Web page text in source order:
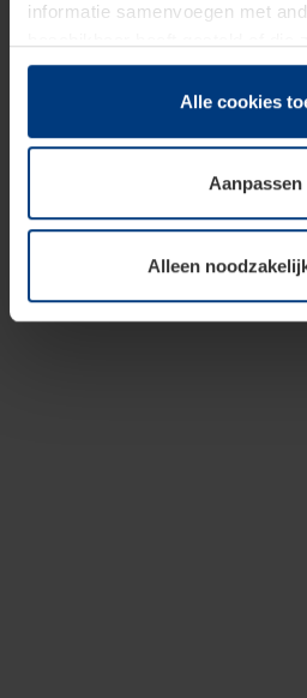
informatie samenvoegen met
hun diensten hebben verzameld.
Juridisch hebben wij het recht
van deze pagina's absoluut
soorten cookies is uw
toestemming kunt u op elk
wijzigen of herroepen.
Alle cookies
Aanpassen
Alleen